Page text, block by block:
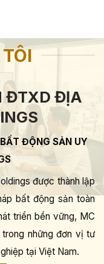
ĐTXD ĐỊA
ĐỘNG SẢN UY
được thành lập
bất động sản toàn
triển bền vững, MC
những đơn vị tư
tại Việt Nam.